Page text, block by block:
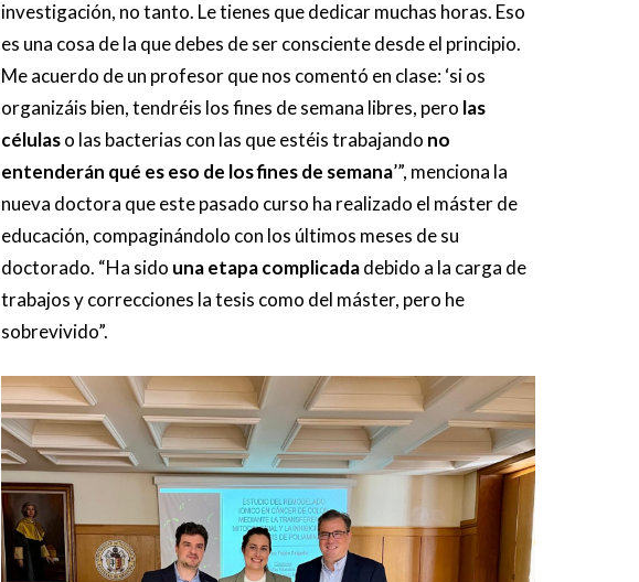
investigación, no tanto. Le tienes que dedicar muchas horas. Eso
es una cosa de la que debes de ser consciente desde el principio.
Me acuerdo de un profesor que nos comentó en clase: ‘si os
organizáis bien, tendréis los fines de semana libres, pero las
célulaso las bacterias con las que estéis trabajando no
entenderán qué es eso de los fines de semana’”, menciona la
nueva doctora que este pasado curso ha realizado el máster de
educación, compaginándolo con los últimos meses de su
doctorado. “Ha sido una etapa complicadadebido a la carga de
trabajos y correcciones la tesis como del máster, pero he
sobrevivido”.